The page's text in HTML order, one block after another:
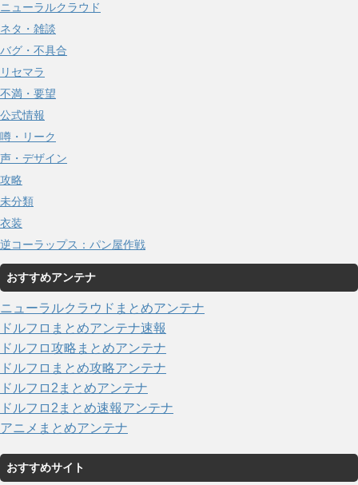
ニューラルクラウド
ネタ・雑談
バグ・不具合
リセマラ
不満・要望
公式情報
噂・リーク
声・デザイン
攻略
未分類
衣装
逆コーラップス：パン屋作戦
おすすめアンテナ
ニューラルクラウドまとめアンテナ
ドルフロまとめアンテナ速報
ドルフロ攻略まとめアンテナ
ドルフロまとめ攻略アンテナ
ドルフロ2まとめアンテナ
ドルフロ2まとめ速報アンテナ
アニメまとめアンテナ
おすすめサイト